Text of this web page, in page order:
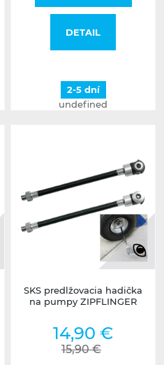
DETAIL
2-5 dní
undefined
SKS predlžovacia hadička
na pumpy ZIPFLINGER
14,90 €
15,90 €